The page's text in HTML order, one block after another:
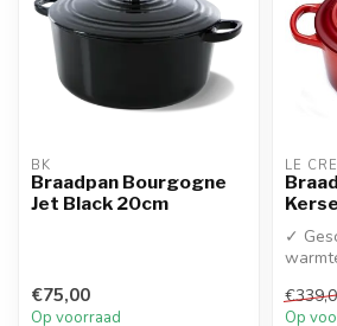
BK
Braadpan Bourgogne
Jet Black 20cm
€75,00
Op voorraad
LE
✓
Op